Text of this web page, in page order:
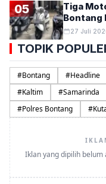
05
Tiga
Bontang
27 Juli
TOPIK
#Bontang #Headline
#Kaltim #Samarinda
#Polres Bontang #
Iklan yang dipilih